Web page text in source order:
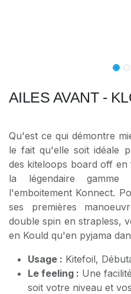
AILES AVANT -
Qu'est ce qui démontre
le fait qu'elle soit idéale
des kiteloops board off en
la légendaire gamme
l'emboitement Konnect.
ses premières
double spin en strapless,
en Kould qu'en pyjama
Usage : Kitefoil,
Le feeling : Une
soit votre niveau et